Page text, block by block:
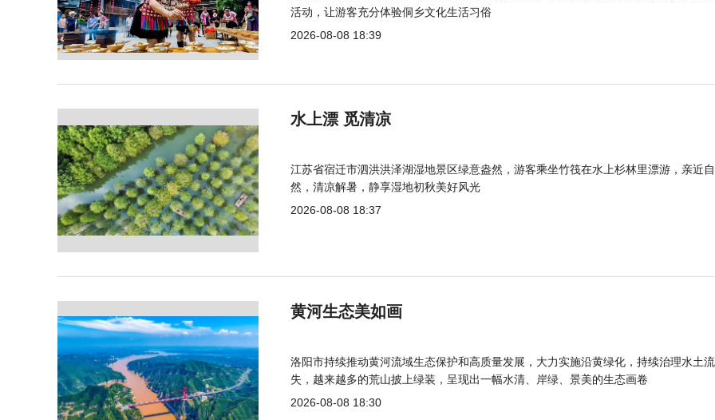
活动，让游客充分体验侗乡文化生活习俗
2026-08-08 18:39
水上漂 觅清凉
江苏省宿迁市泗洪洪泽湖湿地景区绿意盎然，游客乘坐竹筏在水上杉林里漂游，亲近自
然，清凉解暑，静享湿地初秋美好风光
2026-08-08 18:37
黄河生态美如画
洛阳市持续推动黄河流域生态保护和高质量发展，大力实施沿黄绿化，持续治理水土流
失，越来越多的荒山披上绿装，呈现出一幅水清、岸绿、景美的生态画卷
2026-08-08 18:30